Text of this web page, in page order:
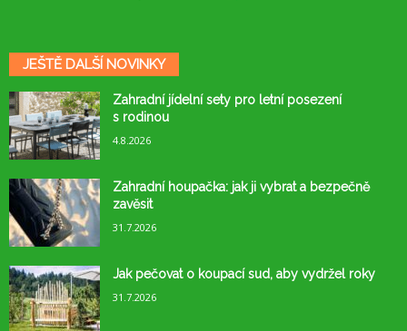
JEŠTĚ DALŠÍ NOVINKY
Zahradní jídelní sety pro letní posezení
s rodinou
4.8.2026
Zahradní houpačka: jak ji vybrat a bezpečně
zavěsit
31.7.2026
Jak pečovat o koupací sud, aby vydržel roky
31.7.2026